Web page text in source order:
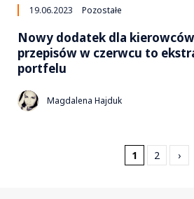
19.06.2023 Pozostałe
Nowy dodatek dla
przepisów w czerwcu to
portfelu
Magdalena Hajduk
1 2 ›